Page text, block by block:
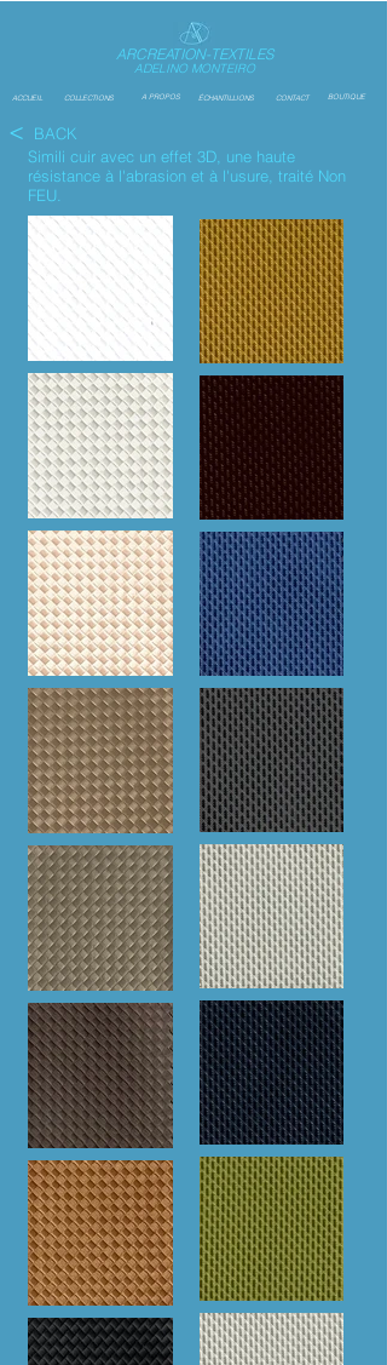
ARCREATION-TEXTILES
ADELINO MONTEIRO
ACCUEIL COLLECTIONS A PROPOS ÉCHANTILLIONS CONTACT BOUTIQUE
<
BACK
Simili cuir avec un effet 3D, une haute
résistance à l'abrasion et à l'usure, traité Non
FEU.